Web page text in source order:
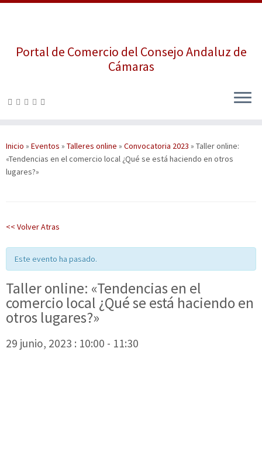
Portal de Comercio del Consejo Andaluz de
Cámaras
Inicio » Eventos » Talleres online » Convocatoria 2023 » Taller online:
«Tendencias en el comercio local ¿Qué se está haciendo en otros
lugares?»
<< Volver Atras
Este evento ha pasado.
Taller online: «Tendencias en el
comercio local ¿Qué se está haciendo en
otros lugares?»
29 junio, 2023 : 10:00 - 11:30